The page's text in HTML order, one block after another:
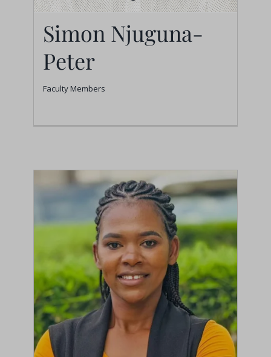
Simon Njuguna-Peter
Simon Njuguna-
Peter
Faculty Members